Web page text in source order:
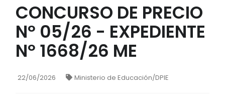
CONCURSO DE PRECIO
Nº 05/26 - EXPEDIENTE
Nº 1668/26 ME
22/06/2026 Ministerio de Educación/DPIE